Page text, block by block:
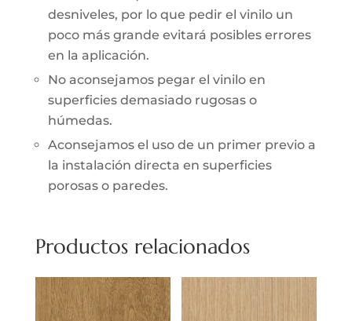
desniveles, por lo que pedir el vinilo un
poco más grande evitará posibles errores
en la aplicación.
No aconsejamos pegar el vinilo en
superficies demasiado rugosas o
húmedas.
Aconsejamos el uso de un primer previo a
la instalación directa en superficies
porosas o paredes.
Productos relacionados